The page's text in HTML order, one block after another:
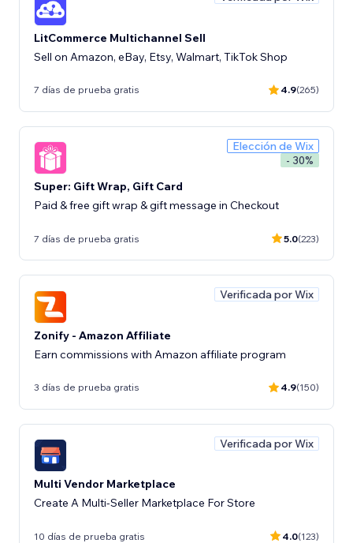
LitCommerce Multichannel Sell
Sell on Amazon, eBay, Etsy, Walmart, TikTok Shop
7 días de prueba gratis 4.9(265)
Elección de Wix
- 30%
Super: Gift Wrap, Gift Card
Paid & free gift wrap & gift message in Checkout
7 días de prueba gratis 5.0(223)
Verificada por Wix
Zonify - Amazon Affiliate
Earn commissions with Amazon affiliate program
3 días de prueba gratis 4.9(150)
Verificada por Wix
Multi Vendor Marketplace
Create A Multi-Seller Marketplace For Store
10 días de prueba gratis 4.0(123)